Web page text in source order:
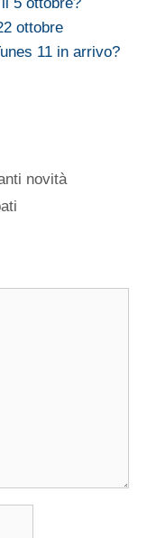
5 ottobre?
ottobre
11 in arrivo?
novità